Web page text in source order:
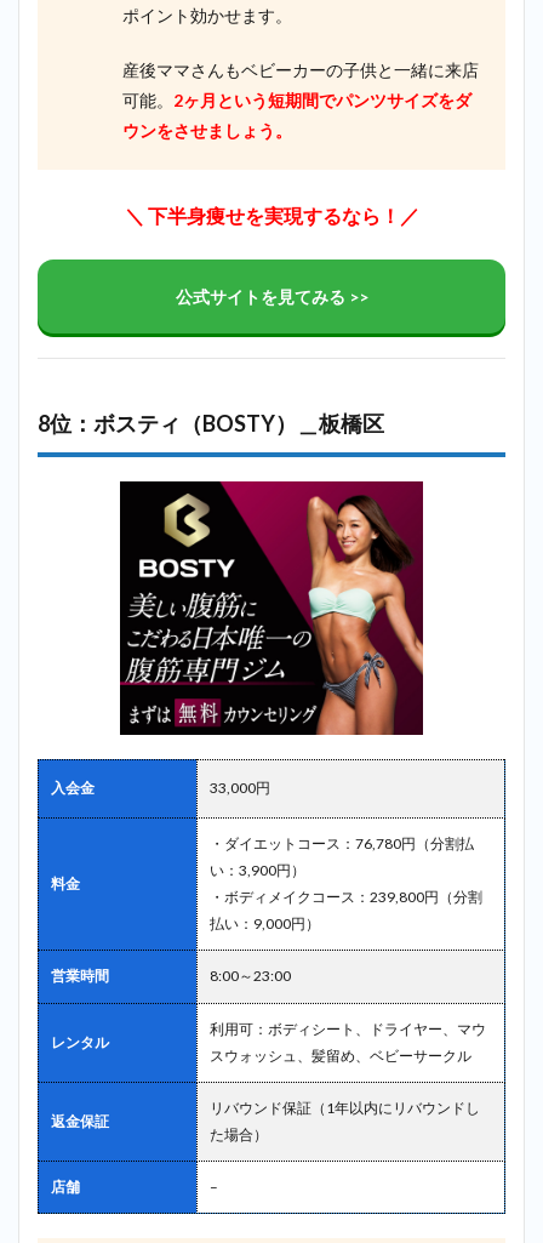
ポイント効かせます。
産後ママさんもベビーカーの子供と一緒に来店
可能。 2ヶ月という短期間でパンツサイズをダ
ウンをさせましょう。
＼ 下半身痩せを実現するなら！／
公式サイトを見てみる >>
8位：ボスティ（BOSTY）＿板橋区
入会金 33,000円
料金
・ダイエットコース：76,780円（分割払
い：3,900円）
・ボディメイクコース：239,800円（分割
払い：9,000円）
営業時間 8:00～23:00
レンタル
利用可：ボディシート、ドライヤー、マウ
スウォッシュ、髪留め、ベビーサークル
返金保証
リバウンド保証（1年以内にリバウンドし
た場合）
店舗 –